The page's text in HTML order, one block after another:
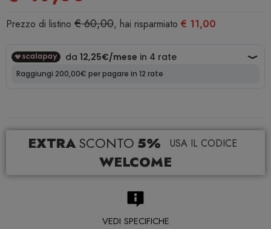
Prezzo di listino € 60,00, hai risparmiato € 11,00
EXTRASCONTO 5% USA IL CODICE
WELCOME
VEDI SPECIFICHE